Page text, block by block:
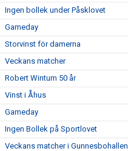
Ingen bollek under Påsklovet
Gameday
Storvinst för damerna
Veckans matcher
Robert Wintum 50 år
Vinst i Åhus
Gameday
Ingen Bollek på Sportlovet
Veckans matcher i Gunnesbohallen